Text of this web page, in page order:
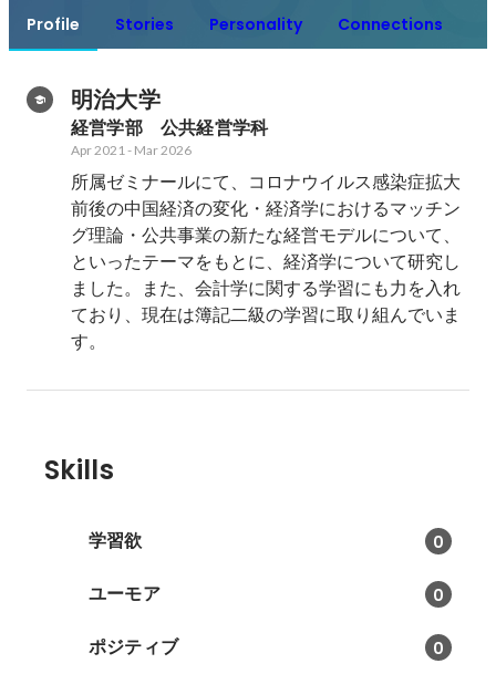
Profile Stories Personality Connections
明治大学
経営学部　公共経営学科
Apr 2021- Mar 2026
所属ゼミナールにて、コロナウイルス感染症拡大
前後の中国経済の変化・経済学におけるマッチン
グ理論・公共事業の新たな経営モデルについて、
といったテーマをもとに、経済学について研究し
ました。また、会計学に関する学習にも力を入れ
ており、現在は簿記二級の学習に取り組んでいま
す。
Skills
学習欲 0
ユーモア 0
ポジティブ 0